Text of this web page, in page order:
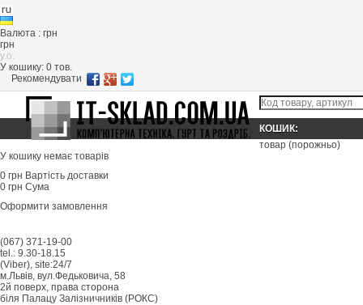
Валюта : грн
грн
y.o.
У кошику: 0 тов.
Рекомендувати
КОШИК:
товар (порожньо)
У кошику немає товарів
0 грн Вартість доставки
0 грн Сума
Оформити замовлення
(067) 371-19-00
tel.: 9.30-18.15
(Viber), site:24/7
м.Львів, вул.Федьковича, 58
2й поверх, права сторона
біля Палацу Залізничників (РОКС)